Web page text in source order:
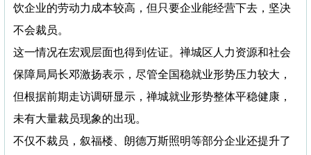
饮企业的劳动力成本较高，但只要企业能经营下去，坚决
不会裁员。
这一情况在宏观层面也得到佐证。禅城区人力资源和社会
保障局局长邓激扬表示，尽管全国稳就业形势压力较大，
但根据前期走访调研显示，禅城就业形势整体平稳健康，
未有大量裁员现象的出现。
不仅不裁员，叙福楼、朗德万斯照明等部分企业还提升了